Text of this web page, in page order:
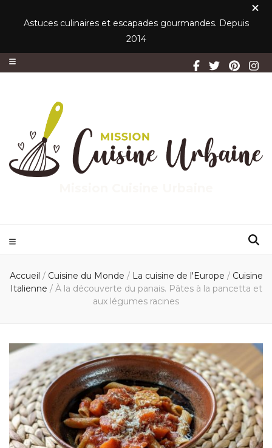
Astuces culinaires et escapades gourmandes. Depuis
2014
Accueil / Cuisine du Monde / La cuisine de l'Europe / Cuisine
Italienne / À la découverte du panais. Pâtes à la pancetta et
aux légumes racines